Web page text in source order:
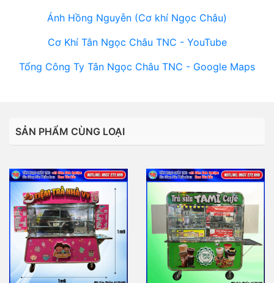
Ánh Hồng Nguyễn (Cơ khí Ngọc Châu)
Cơ Khí Tân Ngọc Châu TNC - YouTube
Tổng Công Ty Tân Ngọc Châu TNC - Google Maps
SẢN PHẨM CÙNG LOẠI